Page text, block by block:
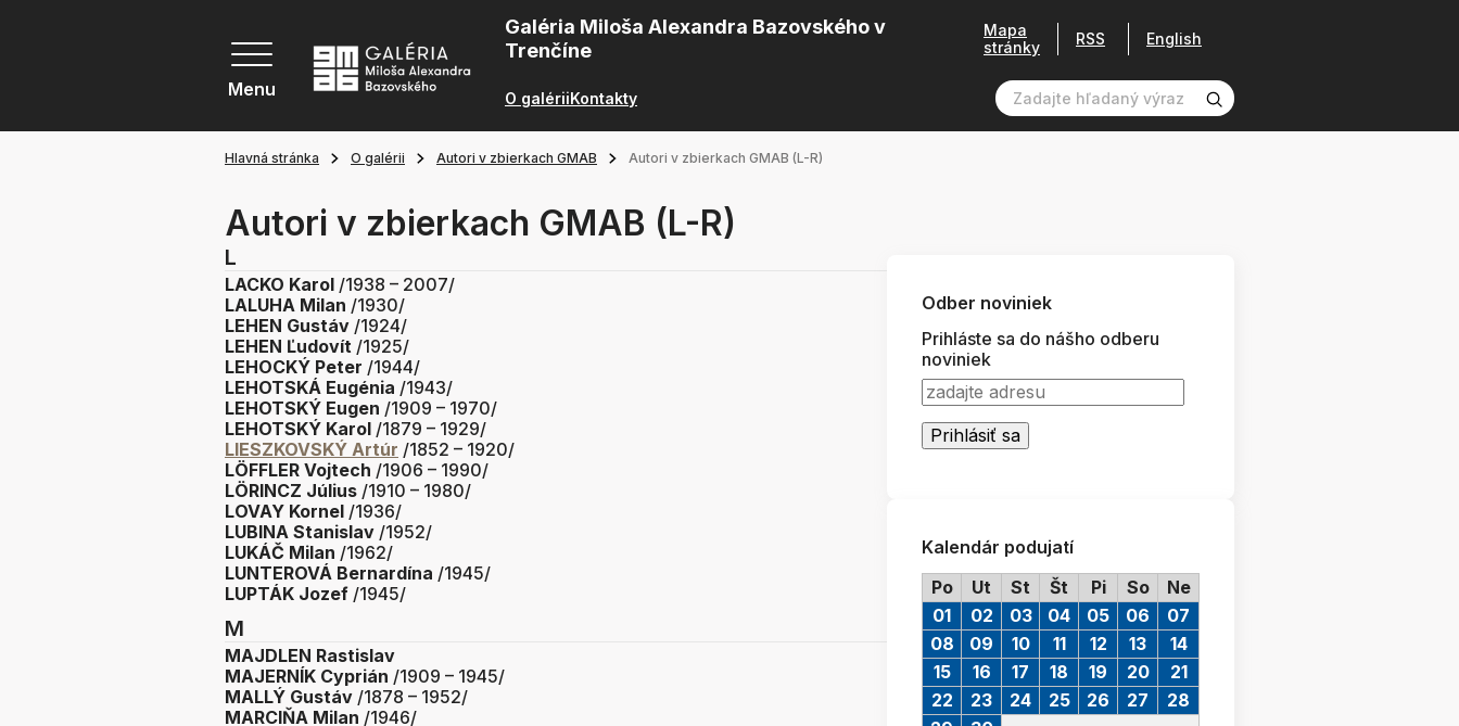
Menu
Galéria Miloša Alexandra Bazovského v
Trenčíne
O galériiKontakty
Mapa
stránky
RSS English
Hlavná stránka O galérii Autori v zbierkach GMAB Autori v zbierkach GMAB (L-R)
Autori v zbierkach GMAB (L-R)
L
LACKO Karol /1938 – 2007/
LALUHA Milan /1930/
LEHEN Gustáv /1924/
LEHEN Ľudovít /1925/
LEHOCKÝ Peter /1944/
LEHOTSKÁ Eugénia /1943/
LEHOTSKÝ Eugen /1909 – 1970/
LEHOTSKÝ Karol /1879 – 1929/
LIESZKOVSKÝ Artúr /1852 – 1920/
LÖFFLER Vojtech /1906 – 1990/
LÖRINCZ Július /1910 – 1980/
LOVAY Kornel /1936/
LUBINA Stanislav /1952/
LUKÁČ Milan /1962/
LUNTEROVÁ Bernardína /1945/
LUPTÁK Jozef /1945/
M
MAJDLEN Rastislav
MAJERNÍK Cyprián /1909 – 1945/
MALLÝ Gustáv /1878 – 1952/
MARCIŇA Milan /1946/
Odber noviniek
Prihláste sa do nášho odberu
noviniek
Kalendár podujatí
Po
Ut St Št Pi So Ne
01 02 03 04 05 06
07
08
09 10 11 12 13
14
15
16 17 18 19 20
21
22
23 24 25 26 27
28